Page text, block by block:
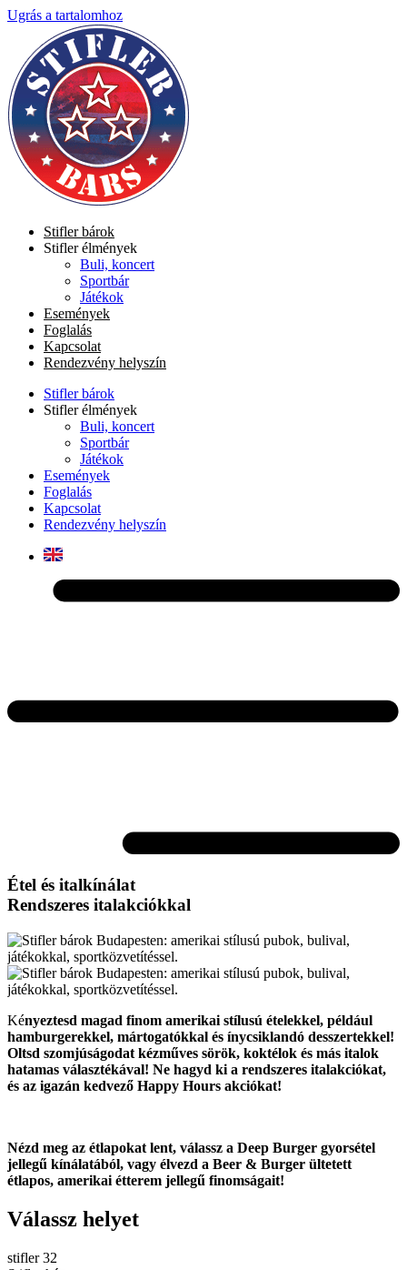
Ugrás a tartalomhoz
Stifler bárok
Stifler élmények
Buli, koncert
Sportbár
Játékok
Események
Foglalás
Kapcsolat
Rendezvény helyszín
Stifler bárok
Stifler élmények
Buli, koncert
Sportbár
Játékok
Események
Foglalás
Kapcsolat
Rendezvény helyszín
Étel és italkínálat
Rendszeres italakciókkal
Kényeztesd magad finom amerikai stílusú ételekkel, például
hamburgerekkel, mártogatókkal és ínycsiklandó desszertekkel!
Oltsd szomjúságodat kézműves sörök, koktélok és más italok
hatamas választékával! Ne hagyd ki a rendszeres italakciókat,
és az igazán kedvező Happy Hours akciókat!
Nézd meg az étlapokat lent, válassz a Deep Burger gyorsétel
jellegű kínálatából, vagy élvezd a Beer & Burger ültetett
étlapos, amerikai étterem jellegű finomságait!
Válassz helyet
stifler 32